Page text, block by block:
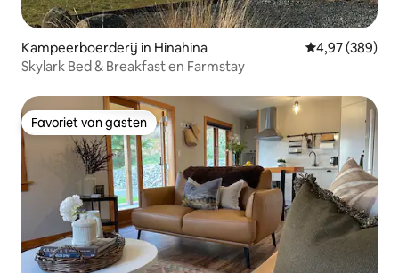
Kampeerboerderij in Hinahina Gemiddelde
4,97 (389)
Skylark Bed & Breakfast en Farmstay
Favoriet van gasten
Favoriet van gasten